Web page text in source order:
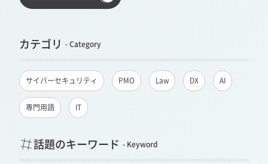
カテゴリ
サイバーセキュリティ PMO Law DX AI
専門用語 IT
話題のキーワード